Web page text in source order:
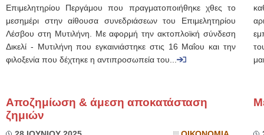
Επιμελητηρίου Περγάμου που πραγματοποιήθηκε χθες το
μεσημέρι στην αίθουσα συνεδριάσεων του Επιμελητηρίου
Λέσβου στη Μυτιλήνη. Με αφορμή την ακτοπλοϊκή σύνδεση
Δικελί - Μυτιλήνη που εγκαινιάστηκε στις 16 Μαΐου και την
φιλοξενία που δέχτηκε η αντιπροσωπεία του...
Αποζημίωση & άμεση αποκατάσταση
ζημιών